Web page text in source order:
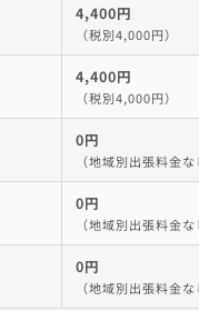
4,400円
（税別4,000円）
4,400円
（税別4,000円）
0円
（地域別出張料金
0円
（地域別出張料金
0円
（地域別出張料金